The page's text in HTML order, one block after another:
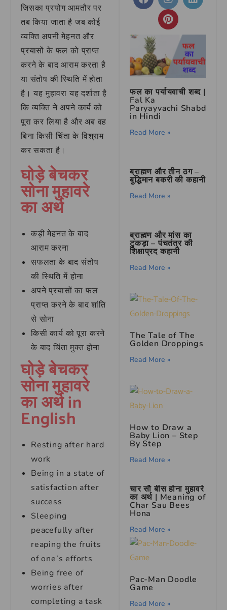
जिसका प्रयोग आमतौर पर
तब किया जाता है जब कोई
व्यक्ति अपनी मेहनत और
प्रयासों के फल को प्राप्त
करने के बाद आराम करता है
या संतोष की स्थिति में होता
है। यह मुहावरा यह दर्शाता है
कि व्यक्ति ने अपने कार्य को
पूरा कर लिया है और अब वह
बिना किसी चिंता के विश्राम
कर सकता है।
घोड़े बेचकर
सोना मुहावरे
का अर्थ
कड़ी मेहनत के बाद
आराम करना
सफलता के बाद संतोष
की स्थिति में होना
अपने प्रयासों का फल
प्राप्त करने के बाद शांति
से सोना
किसी कार्य को पूरा करने
के बाद चिंता मुक्त होना
घोड़े बेचकर
सोना मुहावरे
का अर्थ in
English
Resting after hard
work
Being in a state of
satisfaction after
success
Sleeping
peacefully after
reaping the fruits
of one’s efforts
Being free of
worries after
completing a task
फल का पर्यायवाची शब्द |
Fal Ka
Paryayvachi Shabd
in Hindi
Read More »
ब्राह्मण और तीन ठग –
बुद्धिमान बकरी की कहानी
Read More »
ब्राह्मण और मांस का
टुकड़ा – पंचतंत्र की
शिक्षाप्रद कहानी
Read More »
The Tale of The
Golden Droppings
Read More »
How to Draw a
Baby Lion – Step
By Step
Read More »
चार सौ बीस होना मुहावरे
का अर्थ | Meaning of
Char Sau Bees
Hona
Read More »
Pac-Man Doodle
Game
Read More »